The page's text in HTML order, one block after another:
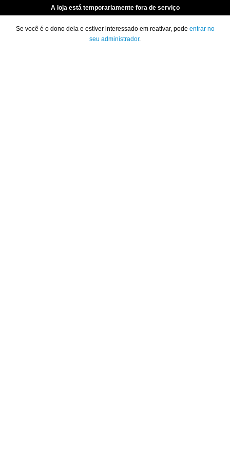
A loja está temporariamente fora de serviço
Se você é o dono dela e estiver interessado em reativar, pode entrar no
seu administrador.